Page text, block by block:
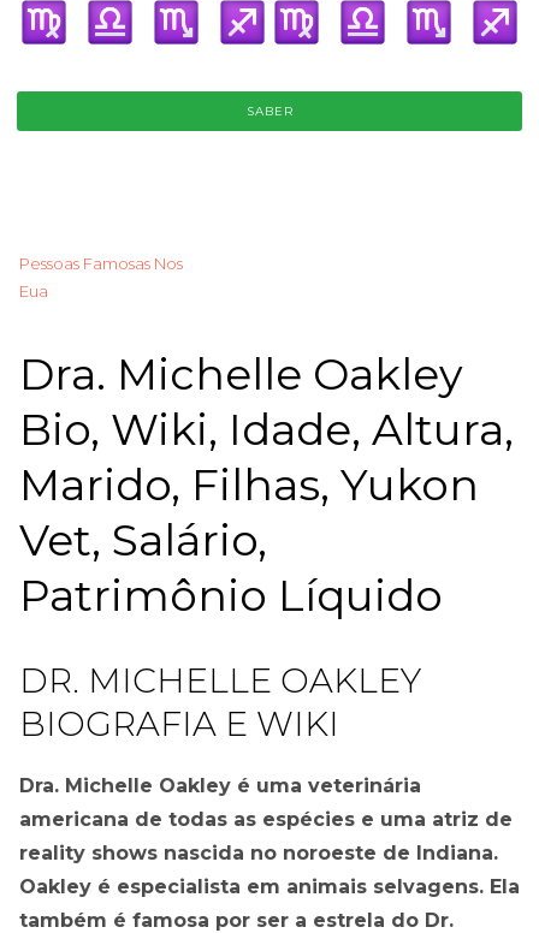
SABER
Pessoas Famosas Nos
Eua
Dra. Michelle Oakley
Bio, Wiki, Idade, Altura,
Marido, Filhas, Yukon
Vet, Salário,
Patrimônio Líquido
DR. MICHELLE OAKLEY
BIOGRAFIA E WIKI
Dra. Michelle Oakley é uma veterinária
americana de todas as espécies e uma atriz de
reality shows nascida no noroeste de Indiana.
Oakley é especialista em animais selvagens. Ela
também é famosa por ser a estrela do Dr.